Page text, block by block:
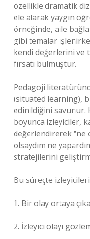
özellikle dramatik
ele alarak yaygın
örneğinde, aile
gibi temalar
kendi değerlerini ve
fırsatı bulmuştur.
Pedagoji
(situated learning),
edinildiğini savunur.
boyunca izleyiciler,
değerlendirerek “ne
olsaydım ne
stratejilerini
Bu süreçte
1. Bir olay ortaya
2. İzleyici olayı